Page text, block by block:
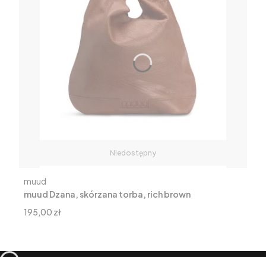
Niedostępny
muud Dzana, skórzana torba, rich brown
Producent
muud
Cena
195,00 zł